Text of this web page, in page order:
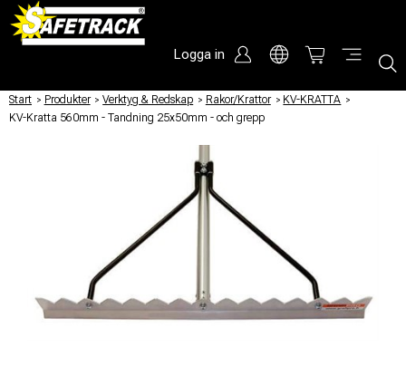
Logga in
Start / Produkter / Verktyg & Redskap / Rakor/Krattor / KV-KRATTA /
KV-Kratta 560mm - Tandning 25x50mm - och grepp